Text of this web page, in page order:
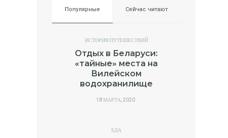
Популярные Сейчас читают
ИСТОРИИ ПУТЕШЕСТВИЙ
Отдых в Беларуси:
«тайные» места на
Вилейском
водохранилище
POSTED
18 МАРТА, 2020
ЕДА